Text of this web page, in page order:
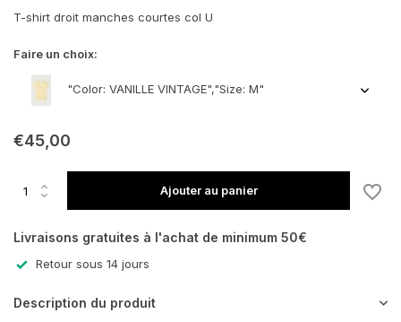
T-shirt droit manches courtes col U
Faire un choix:
"Color: VANILLE VINTAGE","Size: M"
€45,00
Ajouter au panier
Livraisons gratuites à l'achat de minimum 50€
Retour sous 14 jours
Description du produit